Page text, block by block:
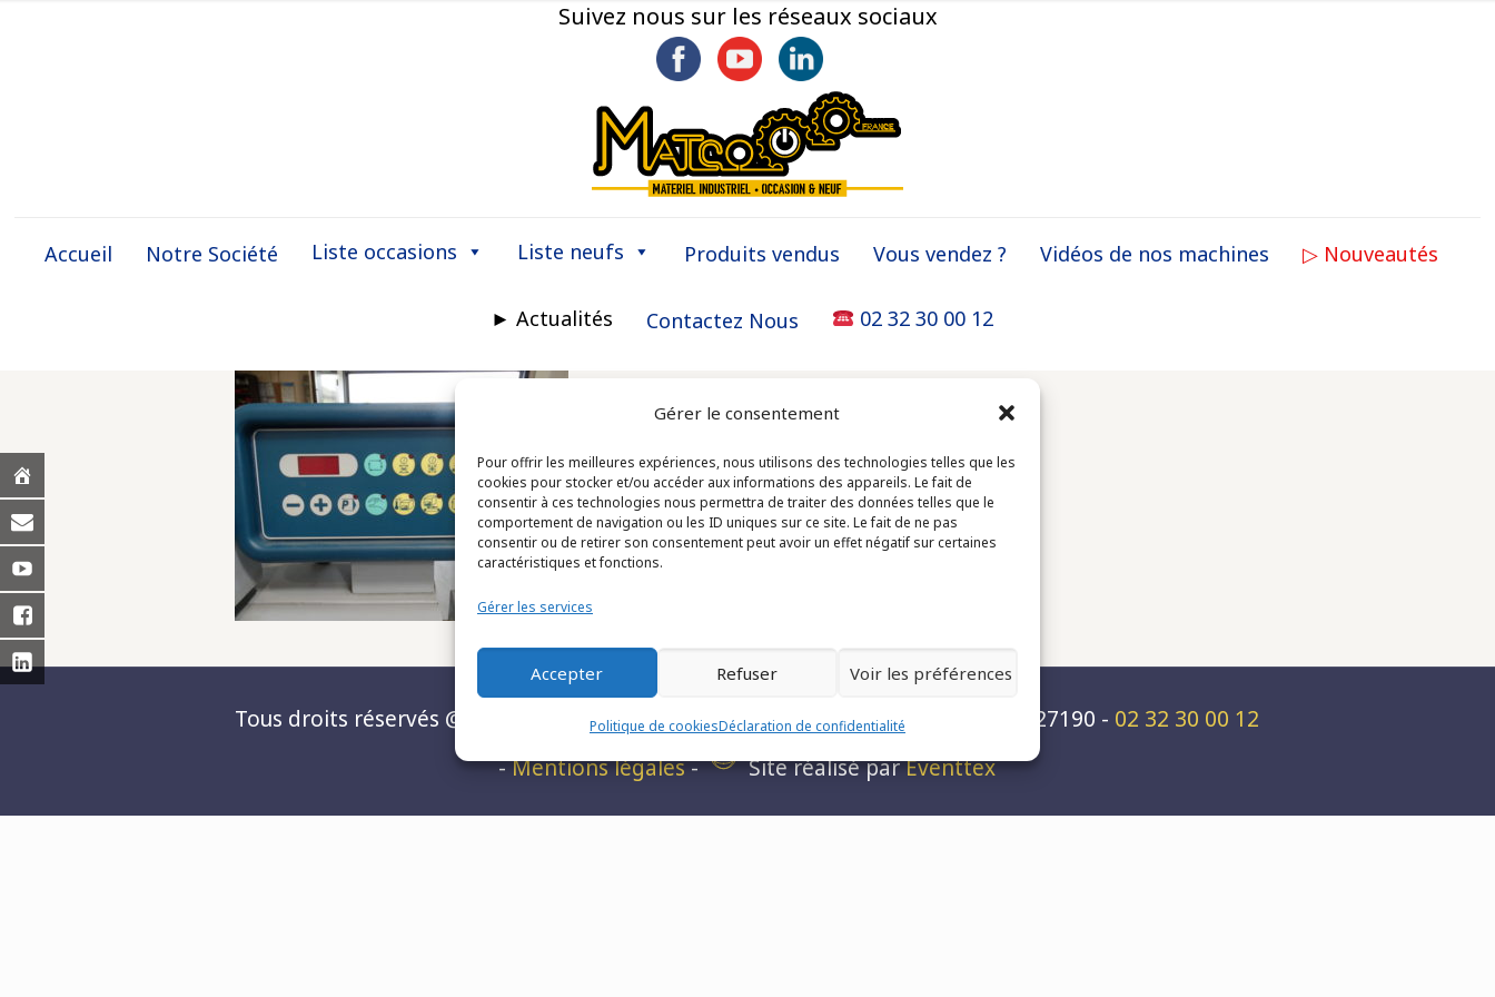
Gérer le consentement
Pour offrir les meilleures expériences, nous utilisons des technologies telles que les
cookies pour stocker et/ou accéder aux informations des appareils. Le fait de
consentir à ces technologies nous permettra de traiter des données telles que le
comportement de navigation ou les ID uniques sur ce site. Le fait de ne pas
consentir ou de retirer son consentement peut avoir un effet négatif sur certaines
caractéristiques et fonctions.
Gérer les services
Accepter Refuser Voir les préférences
Politique de cookiesDéclaration de confidentialité
Suivez nous sur les réseaux sociaux
Accueil Notre Société Liste occasions Liste neufs Produits vendus Vous vendez ? Vidéos de nos machines ▷ Nouveautés
► Actualités Contactez Nous 02 32 30 00 12
Tous droits réservés @Matco France - Z.I. n°1 les Fontenelles - Route Louviers - 27190 - 02 32 30 00 12
-Mentions légales- Site réalisé parEventtex